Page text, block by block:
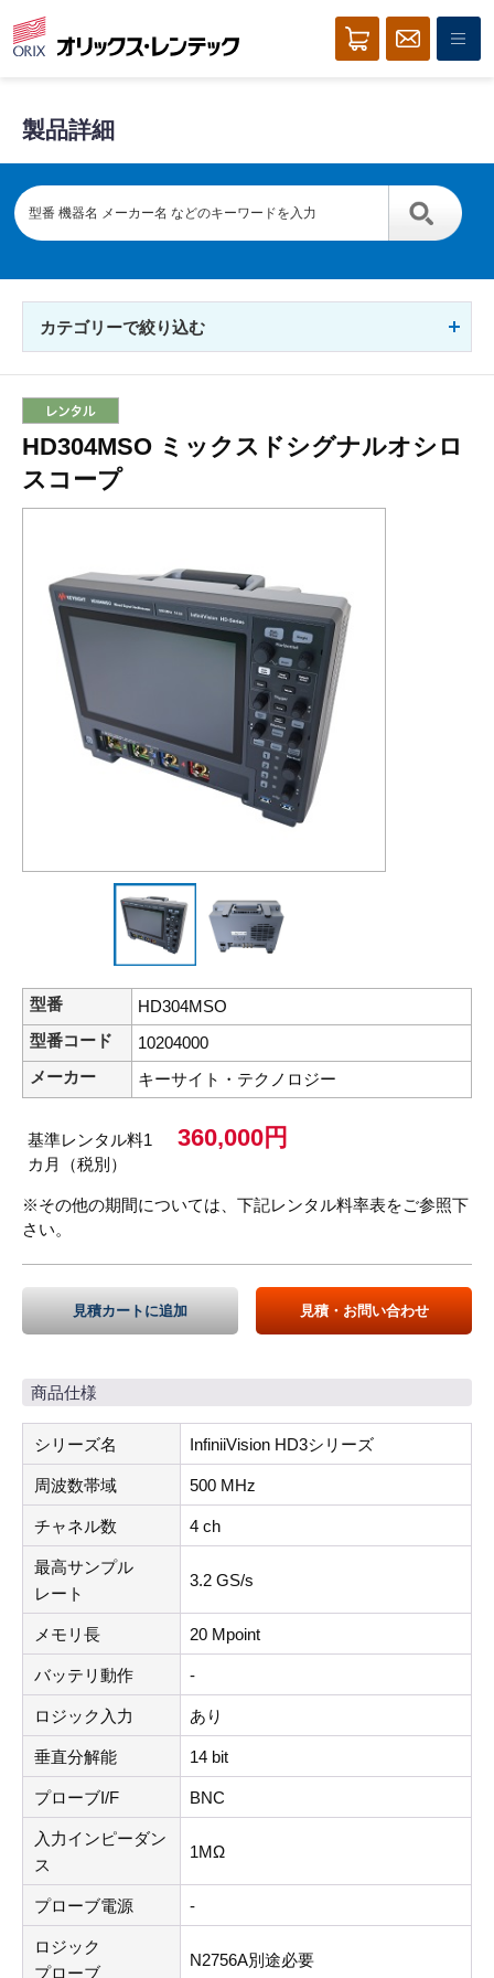
製品詳細
カテゴリーで絞り込む
HD304MSO ミックスドシグナルオシロ
スコープ
型番
HD304MSO
型番コード
10204000
メーカー
キーサイト・テクノロジー
基準レンタル料1
カ月（税別）
360,000円
※その他の期間については、下記レンタル料率表をご参照下
さい。
見積カートに追加 見積・お問い合わせ
商品仕様
シリーズ名 InfiniiVision HD3シリーズ
周波数帯域 500 MHz
チャネル数 4 ch
最高サンプル
レート
3.2 GS/s
メモリ長 20 Mpoint
バッテリ動作 -
ロジック入力 あり
垂直分解能 14 bit
プローブI/F BNC
入力インピーダン
ス
1MΩ
プローブ電源 -
ロジック
プローブ
N2756A別途必要